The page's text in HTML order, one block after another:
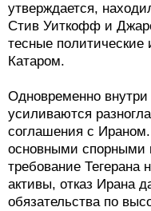
утверждается,
Стив Уиткофф и
тесные политические
Катаром.
Одновременно
усиливаются
соглашения с
основными спорными
требование Тегерана
активы, отказ Ирана
обязательства по